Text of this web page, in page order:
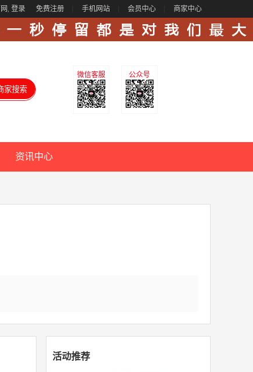
, 登录 免费注册 手机网站 会员中心 商家中心
公众号
微信客服
资讯中心
活动推荐